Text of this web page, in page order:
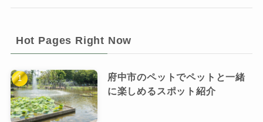
Hot Pages Right Now
府中市のペットでペットと一緒
に楽しめるスポット紹介